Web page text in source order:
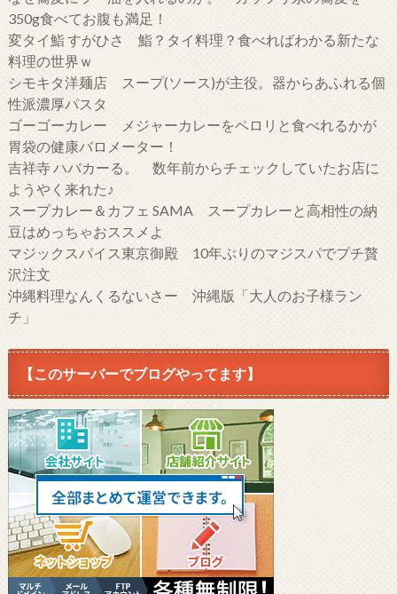
350g食べてお腹も満足！
変タイ鮨 すがひさ 鮨？タイ料理？食べればわかる新たな
料理の世界ｗ
シモキタ洋麺店 スープ(ソース)が主役。器からあふれる個
性派濃厚パスタ
ゴーゴーカレー メジャーカレーをペロリと食べれるかが
胃袋の健康バロメーター！
吉祥寺 ハバカーる。 数年前からチェックしていたお店に
ようやく来れた♪
スープカレー＆カフェ SAMA スープカレーと高相性の納
豆はめっちゃおススメよ
マジックスパイス東京御殿 10年ぶりのマジスパでプチ贅
沢注文
沖縄料理なんくるないさー 沖縄版「大人のお子様ラン
チ」
【このサーバーでブログやってます】